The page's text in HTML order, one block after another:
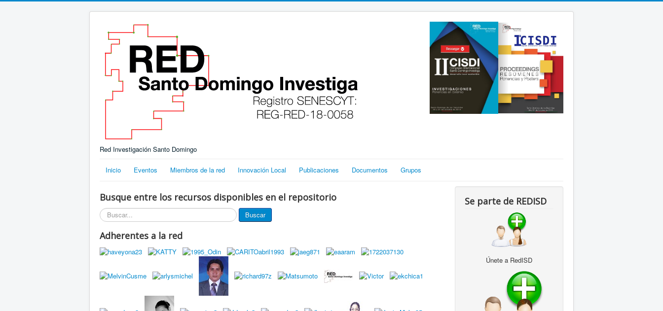
Red Investigación Santo Domingo
Inicio Eventos Miembros de la red Innovación Local Publicaciones Documentos Grupos
Busque entre los recursos disponibles en el repositorio
Buscar... Buscar
Adherentes a la red
Se parte de REDISD
Únete a RedISD